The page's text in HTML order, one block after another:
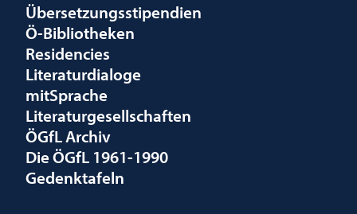
Übersetzungsstipendien
Ö-Bibliotheken
Residencies
Literaturdialoge
mitSprache
Literaturgesellschaften
ÖGfL Archiv
Die ÖGfL 1961-1990
Gedenktafeln